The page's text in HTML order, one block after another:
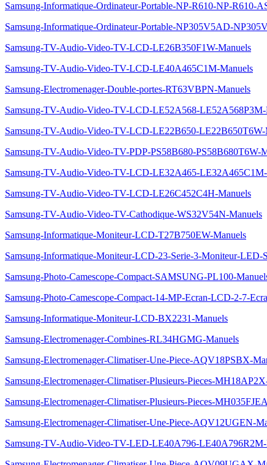
Samsung-Informatique-Ordinateur-Portable-NP-R610-NP-R610-
Samsung-Informatique-Ordinateur-Portable-NP305V5AD-
Samsung-TV-Audio-Video-TV-LCD-LE26B350F1W-Manuels
Samsung-TV-Audio-Video-TV-LCD-LE40A465C1M-Manuels
Samsung-Electromenager-Double-portes-RT63VBPN-Manuels
Samsung-TV-Audio-Video-TV-LCD-LE52A568-LE52A568P3M-
Samsung-TV-Audio-Video-TV-LCD-LE22B650-LE22B650T6W-
Samsung-TV-Audio-Video-TV-PDP-PS58B680-PS58B680T6W-
Samsung-TV-Audio-Video-TV-LCD-LE32A465-
Samsung-TV-Audio-Video-TV-LCD-LE26C452C4H-Manuels
Samsung-TV-Audio-Video-TV-Cathodique-WS32V54N-Manuels
Samsung-Informatique-Moniteur-LCD-T27B750EW-Manuels
Samsung-Informatique-Moniteur-LCD-23-Serie-3-Moniteur-LED-
Samsung-Photo-Camescope-Compact-SAMSUNG-PL100-
Samsung-Photo-Camescope-Compact-14-MP-Ecran-LCD-2-7-
Samsung-Informatique-Moniteur-LCD-BX2231-Manuels
Samsung-Electromenager-Combines-RL34HGMG-Manuels
Samsung-Electromenager-Climatiser-Une-Piece-AQV18PSBX-
Samsung-Electromenager-Climatiser-Plusieurs-Pieces-
Samsung-Electromenager-Climatiser-Plusieurs-Pieces-
Samsung-Electromenager-Climatiser-Une-Piece-AQV12UGEN-
Samsung-TV-Audio-Video-TV-LED-LE40A796-LE40A796R2M-